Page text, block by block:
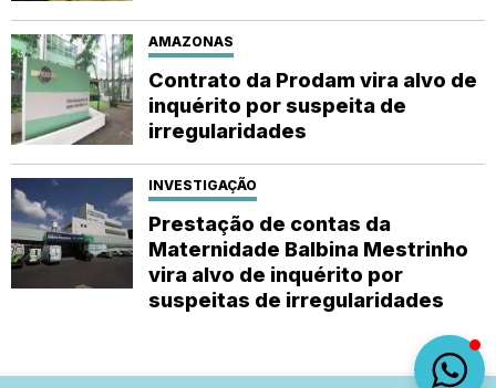
AMAZONAS
Contrato da Prodam vira alvo de
inquérito por suspeita de
irregularidades
INVESTIGAÇÃO
Prestação de contas da
Maternidade Balbina Mestrinho
vira alvo de inquérito por
suspeitas de irregularidades